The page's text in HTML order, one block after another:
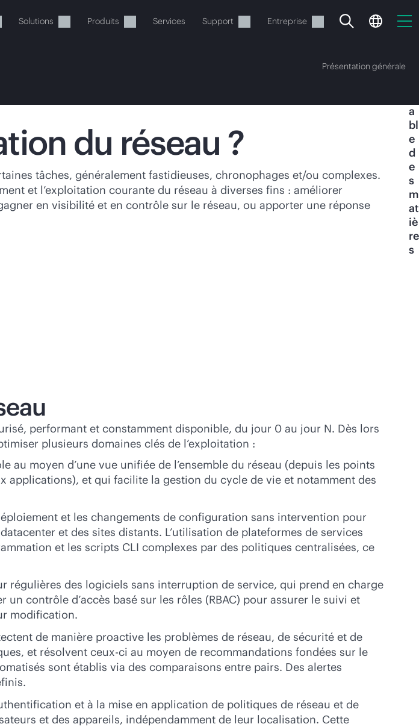
Solutions Produits Services Support Entreprise
actuellement vide
découvrir, configurer et commander.
Présentation générale
du réseau ?
tâches, généralement fastidieuses, chronophages et/ou complexes.
et l’exploitation courante du réseau à diverses fins : améliorer
en visibilité et en contrôle sur le réseau, ou apporter une réponse
a
bl
e
d
e
s
m
at
iè
re
s
performant et constamment disponible, du jour 0 au jour N. Dès lors
plusieurs domaines clés de l’exploitation :
moyen d’une vue unifiée de l’ensemble du réseau (depuis les points
applications), et qui facilite la gestion du cycle de vie et notamment des
et les changements de configuration sans intervention pour
et des sites distants. L’utilisation de plateformes de services
et les scripts CLI complexes par des politiques centralisées, ce
régulières des logiciels sans interruption de service, qui prend en charge
contrôle d’accès basé sur les rôles (RBAC) pour assurer le suivi et
modification.
de manière proactive les problèmes de réseau, de sécurité et de
et résolvent ceux-ci au moyen de recommandations fondées sur le
sont établis via des comparaisons entre pairs. Des alertes
et à la mise en application de politiques de réseau et de
et des appareils, indépendamment de leur localisation. Cette